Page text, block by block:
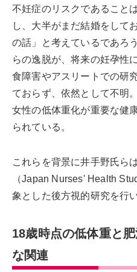
不妊症のリスクであること
し、大半がまだ結婚をして
の話」と考えているであろ
らの逸脱が、将来の妊孕性
食障害やアスリートでの研
ておらず、依然として不明
女性の低体重化が重要な健
られている。
これらを背景に井手野氏ら
（Japan Nurses' Health
象とした後方視的研究を行
18歳時点の低体重と
な関連